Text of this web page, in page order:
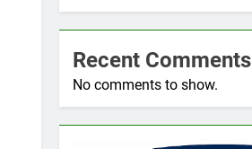
Recent Comments
No comments to show.